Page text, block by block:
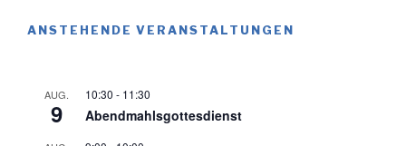
ANSTEHENDE VERANSTALTUNGEN
AUG.
9
10:30 - 11:30
Abendmahlsgottesdienst